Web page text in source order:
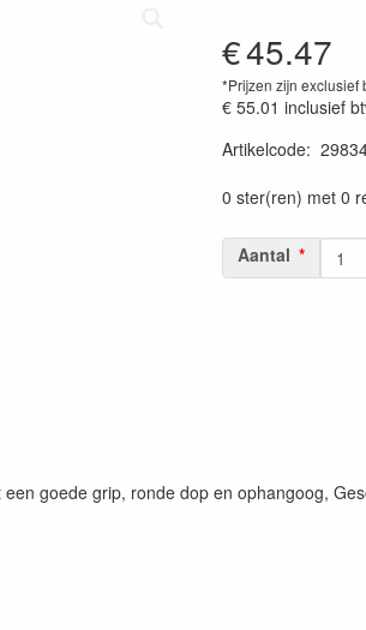
€45.47
*Prijzen zijn exclusief
€ 55.01 inclusief
Artikelcode:
0 ster(ren) met 0
Aantal
goede grip, ronde dop en ophangoog,